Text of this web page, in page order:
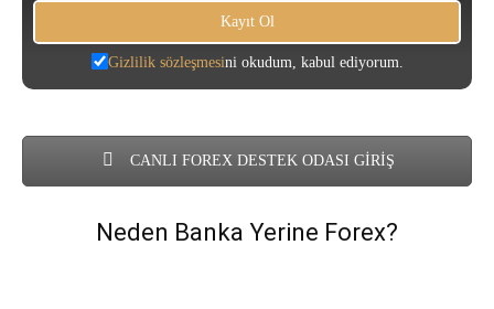
Gizlilik sözleşmesini okudum, kabul ediyorum.
CANLI FOREX DESTEK ODASI GİRİŞ
Neden Banka Yerine Forex?